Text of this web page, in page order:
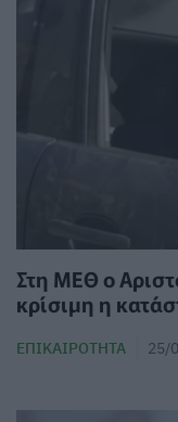
Στη ΜΕΘ ο
κρίσιμη η
ΕΠΙΚΑΙΡΌΤΗΤΑ 25/